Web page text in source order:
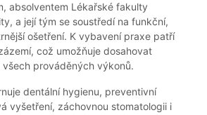
absolventem Lékařské fakulty
a její tým se soustředí na funkční,
ošetření. K vybavení praxe patří
což umožňuje dosahovat
prováděných výkonů.
dentální hygienu, preventivní
vyšetření, záchovnou stomatologii i